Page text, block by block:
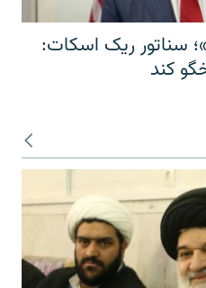
سناتور ریک اسکات:
کند